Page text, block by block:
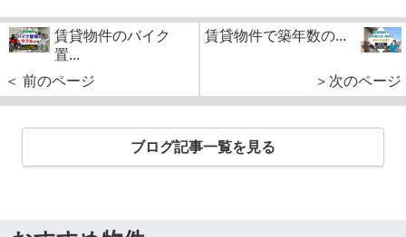
賃貸物件のバイク
置...
＜ 前のページ
賃貸物件で築年数の...
＞次のページ
ブログ記事一覧を見る